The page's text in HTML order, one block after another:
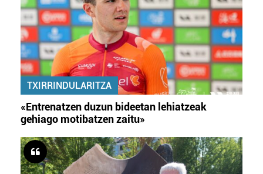
TXIRRINDULARITZA
«Entrenatzen duzun bideetan lehiatzeak
gehiago motibatzen zaitu»